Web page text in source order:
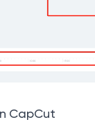
CapCut